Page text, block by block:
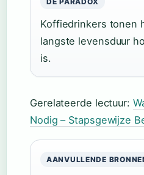
Koffiedrinkers tonen
langste levensduur
is.
Gerelateerde lectuur:
Nodig – Stapsgewijze
AANVULLENDE